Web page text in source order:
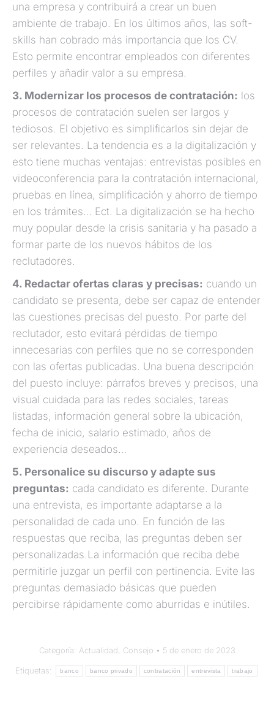
una empresa y contribuirá a crear un buen
ambiente de trabajo. En los últimos años, las soft-
skills han cobrado más importancia que los CV.
Esto permite encontrar empleados con diferentes
perfiles y añadir valor a su empresa.
3. Modernizar los procesos de contratación: los
procesos de contratación suelen ser largos y
tediosos. El objetivo es simplificarlos sin dejar de
ser relevantes. La tendencia es a la digitalización y
esto tiene muchas ventajas: entrevistas posibles en
videoconferencia para la contratación internacional,
pruebas en línea, simplificación y ahorro de tiempo
en los trámites… Ect. La digitalización se ha hecho
muy popular desde la crisis sanitaria y ha pasado a
formar parte de los nuevos hábitos de los
reclutadores.
4. Redactar ofertas claras y precisas: cuando un
candidato se presenta, debe ser capaz de entender
las cuestiones precisas del puesto. Por parte del
reclutador, esto evitará pérdidas de tiempo
innecesarias con perfiles que no se corresponden
con las ofertas publicadas. Una buena descripción
del puesto incluye: párrafos breves y precisos, una
visual cuidada para las redes sociales, tareas
listadas, información general sobre la ubicación,
fecha de inicio, salario estimado, años de
experiencia deseados…
5. Personalice su discurso y adapte sus
preguntas: cada candidato es diferente. Durante
una entrevista, es importante adaptarse a la
personalidad de cada uno. En función de las
respuestas que reciba, las preguntas deben ser
personalizadas.La información que reciba debe
permitirle juzgar un perfil con pertinencia. Evite las
preguntas demasiado básicas que pueden
percibirse rápidamente como aburridas e inútiles.
Categoría: Actualidad Consejo 5 de enero de 2023
Etiquetas: banco banco privado contratación entrevista trabajo